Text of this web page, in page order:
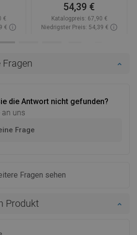
Fragen
die Antwort nicht gefunden?
an uns
Frage
Fragen sehen
Produkt
€
€
54,39 €
Katalogpreis: 67,90 €
Niedrigster Preis: 54,39 €